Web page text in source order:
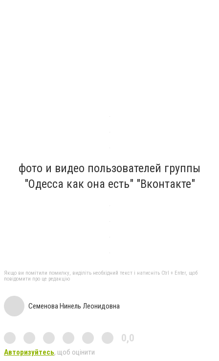
фото и видео пользователей группы
"Одесса как она есть" "Вконтакте"
Якщо ви помітили помилку, виділіть необхідний текст і натисніть Ctrl + Enter, щоб
повідомити про це редакцію
Семенова Нинель Леонидовна
0,0
Авторизуйтесь, щоб оцінити